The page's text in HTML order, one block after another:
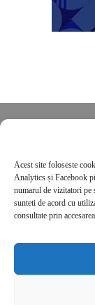
Acest site foloseste
Analytics și Facebook
numarul de vizitatori pe
sunteti de acord cu
consultate prin accesarea
Politica de
© 2026 Real Estate